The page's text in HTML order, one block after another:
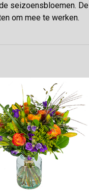
seizoensbloemen. De
om mee te werken.